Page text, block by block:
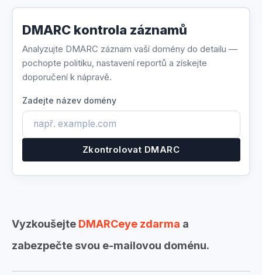
DMARC kontrola záznamů
Analyzujte DMARC záznam vaší domény do detailu —
pochopte politiku, nastavení reportů a získejte
doporučení k nápravě.
Zadejte název domény
Zkontrolovat DMARC
Vyzkoušejte DMARCeye zdarma a
zabezpečte svou e-mailovou doménu.